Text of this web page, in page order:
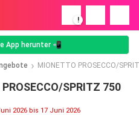
!
App herunter 📲
MIONETTO PROSECCO/
SPRITZ 750
2026 bis 17 Juni 2026